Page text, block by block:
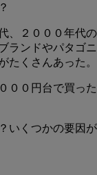
、２０００年代の
ランドやパタゴニ
たくさんあった。
００円台で買った
いくつかの要因が